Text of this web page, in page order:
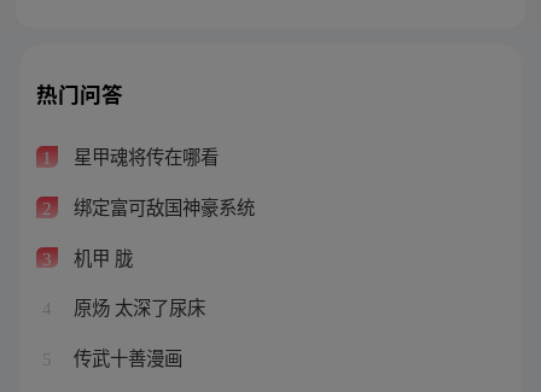
热门问答
1 星甲魂将传在哪看
2 绑定富可敌国神豪系统
3 机甲 胧
4 原炀 太深了尿床
5 传武十善漫画